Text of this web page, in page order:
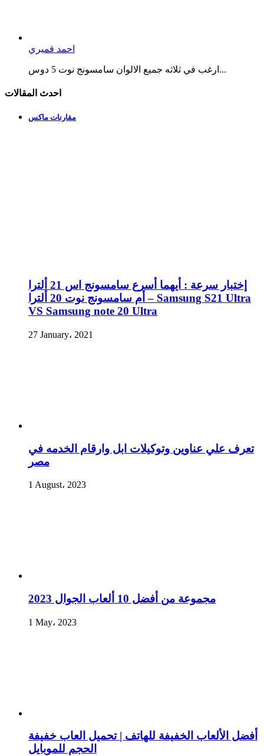
احمد قميري
ارغب في ثلاثه جميع الالوان سامسونج نوت 5 دوس...
احدث المقالات
مقارنات ماكس
إختبار سرعة : أيهما أسرع سامسونج اس 21 ألترا
أم سامسونج نوت 20 ألترا – Samsung S21 Ultra
VS Samsung note 20 Ultra
27 January، 2021
تعرف علي عناوين وتوكيلات ابل وارقام الخدمه في
مصر
1 August، 2023
مجموعة من أفضل 10 ألعاب الجوال 2023
1 May، 2023
أفضل الألعاب الخفيفة للهاتف | تحميل العاب خفيفة
الحجم للموبايل